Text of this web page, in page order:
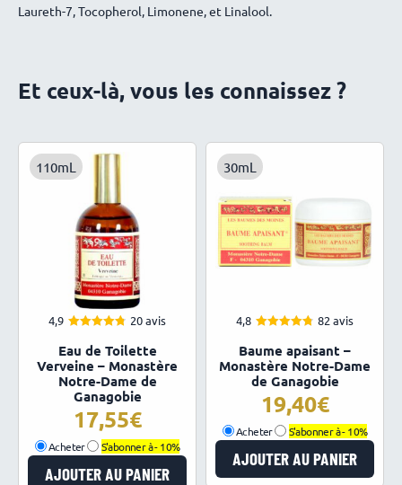
Laureth-7, Tocopherol, Limonene, et Linalool.
Et ceux-là, vous les connaissez ?
110mL
4,9
sur 5
20 avis
Eau de Toilette
Verveine – Monastère
Notre-Dame de
Ganagobie
17,55
Acheter S'abonner à -10%
AJOUTER AU PANIER
30mL
4,8
sur 5
82 avis
Baume apaisant –
Monastère Notre-Dame
de Ganagobie
19,40
Acheter S'abonner à -10%
AJOUTER AU PANIER